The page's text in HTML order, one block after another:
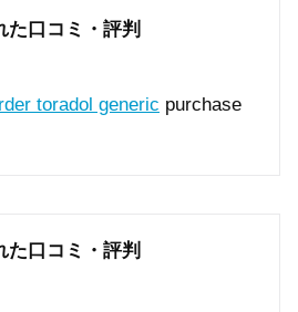
た口コミ・評判
toradol generic purchase
た口コミ・評判